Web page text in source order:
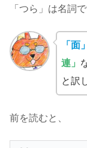
「つら」は名詞で
「面」
連」
と訳
前を読むと、